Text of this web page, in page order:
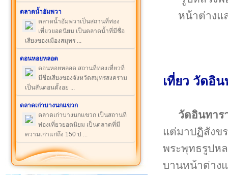
ตลาดน้ำอัมพวา
ตลาดน้ำอัมพวาเป็นสถานที่ท่อง
เที่ยวยอดนิยม เป็นตลาดน้ำที่มีชื่อ
เสียงของเมืองสมุทร ...
ดอนหอยหลอด
ดอนหอยหลอด สถานที่ท่องเที่ยวที่
มีชื่อเสียงของจังหวัดสมุทรสงคราม
เป็นสันดอนตั้งอย ...
ตลาดเก่าบางนกแขวก
ตลาดเก่าบางนกแขวก เป็นสถานที่
ท่องเที่ยวยอดนิยม เป็นตลาดที่มี
ความเก่าแก่ถึง 150 ป ...
หน้าต่างแ
เที่ยว วัดอิ
วัดอินทาร
แต่มาปฏิสังข
พระพุทธรูปห
บานหน้าต่าง